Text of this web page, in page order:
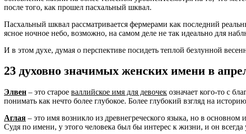
после того, как прошел пасхальный шквал.
Пасхальный шквал рассматривается фермерами как последний
ясное ночное небо, возможно, на самом деле не так идеально для
И в этом духе, думая о перспективе посидеть теплой безлунной
23 духовно значимых женских имени в
Элвен – это старое валлийское имя для девочек означает кого-то с
понимать как нечто более глубокое. Более глубокий взгляд на
Аглая – это имя возникло из древнегреческого языка, но в основном
Судя по имени, у этого человека был бы интерес к жизни, и он